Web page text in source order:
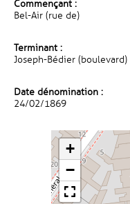
Commençant :
Bel-Air (rue de)
Terminant :
Joseph-Bédier (boulevard)
Date dénomination :
24/02/1869
+
−